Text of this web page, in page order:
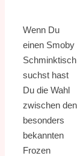
Wenn Du
einen Smoby
Schminktisch
suchst hast
Du die Wahl
zwischen den
besonders
bekannten
Frozen